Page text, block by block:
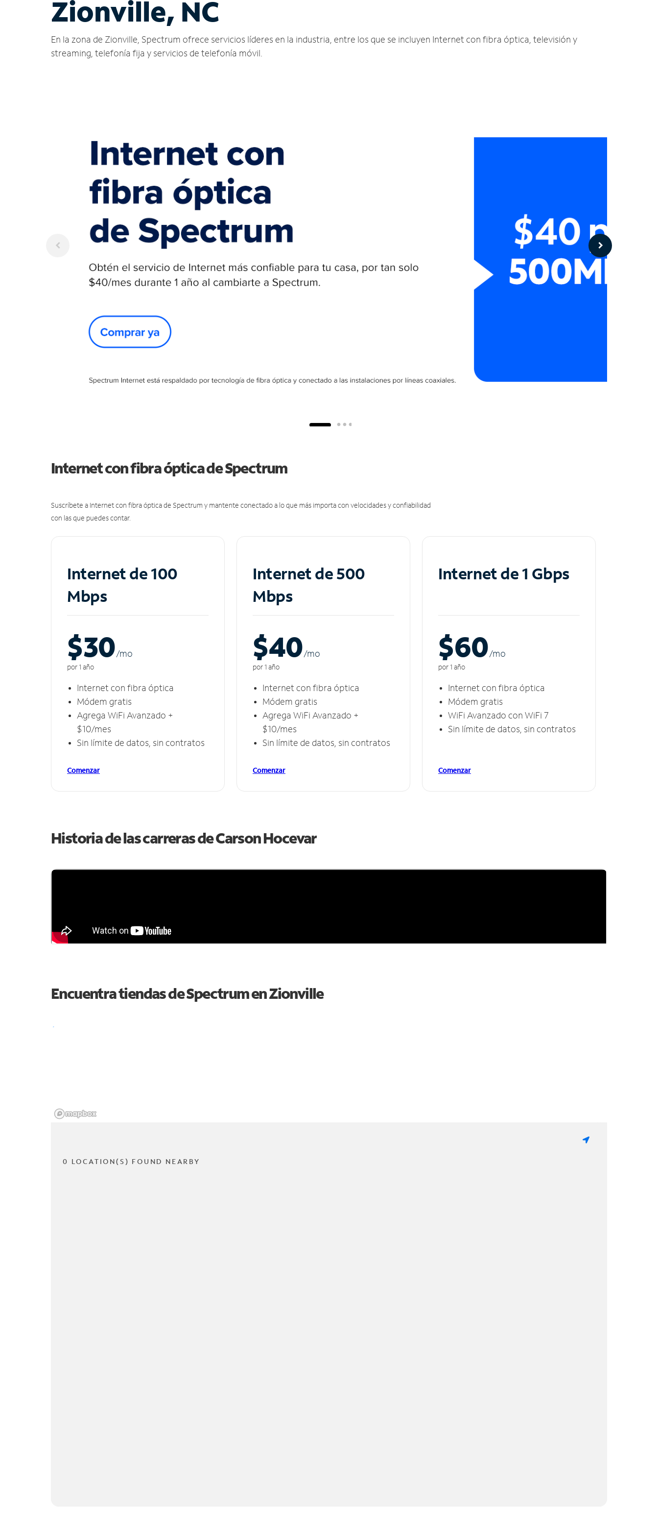
Zionville, NC
En la zona de Zionville, Spectrum ofrece servicios líderes en la industria, entre los que se incluyen Internet con fibra óptica, televisión y
streaming, telefonía fija y servicios de telefonía móvil.
Internet con fibra óptica de Spectrum
Suscríbete a Internet con fibra óptica de Spectrum y mantente conectado a lo que más importa con velocidades y confiabilidad
con las que puedes contar.
Internet de 100
Mbps
$30/mo
por 1 año
Internet con fibra óptica
Módem gratis
Agrega WiFi Avanzado +
$10/mes
Sin límite de datos, sin contratos
Comenzar
Internet de 500
Mbps
$40/mo
por 1 año
Internet con fibra óptica
Módem gratis
Agrega WiFi Avanzado +
$10/mes
Sin límite de datos, sin contratos
Comenzar
Internet de 1 Gbps
$60/mo
por 1 año
Internet con fibra óptica
Módem gratis
WiFi Avanzado con WiFi 7
Sin límite de datos, sin contratos
Comenzar
Historia de las carreras de Carson Hocevar
Encuentra tiendas de Spectrum enZionville
0 LOCATION(S) FOUND NEARBY